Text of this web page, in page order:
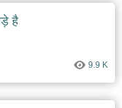
है
9.9 K